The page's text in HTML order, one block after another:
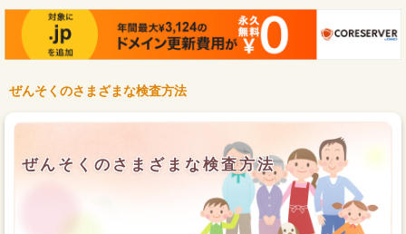
ぜんそくのさまざまな検査方法
ぜんそくのさまざまな検査方法